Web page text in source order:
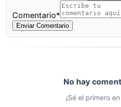
Comentario*
Enviar Comentario
No hay
¡Sé el primero